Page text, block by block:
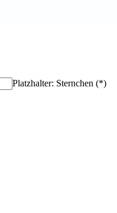
Platzhalter: Sternchen (*)